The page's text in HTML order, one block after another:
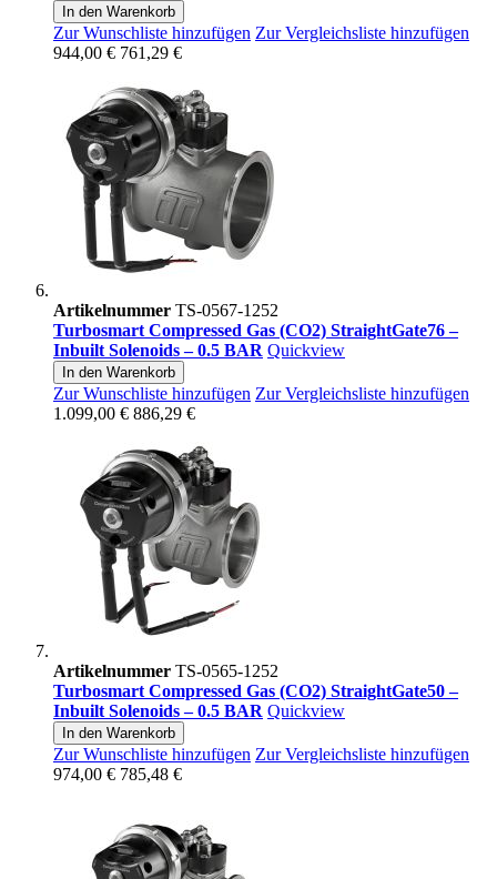
In den Warenkorb
Zur Wunschliste hinzufügen Zur Vergleichsliste hinzufügen
944,00 € 761,29 €
Artikelnummer TS-0567-1252
Turbosmart Compressed Gas (CO2) StraightGate76 –
Inbuilt Solenoids – 0.5 BAR Quickview
In den Warenkorb
Zur Wunschliste hinzufügen Zur Vergleichsliste hinzufügen
1.099,00 € 886,29 €
Artikelnummer TS-0565-1252
Turbosmart Compressed Gas (CO2) StraightGate50 –
Inbuilt Solenoids – 0.5 BAR Quickview
In den Warenkorb
Zur Wunschliste hinzufügen Zur Vergleichsliste hinzufügen
974,00 € 785,48 €